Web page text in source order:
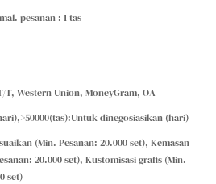
pesanan : 1 tas
T, Western Union, MoneyGram, OA
dinegosiasikan (hari)
(Min. Pesanan: 20.000 set), Kemasan
20.000 set), Kustomisasi grafis (Min.
set)